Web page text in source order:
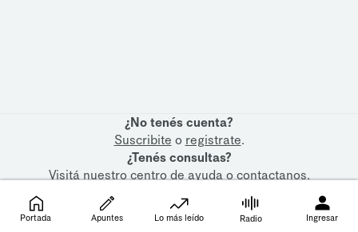
¿No tenés cuenta?
Suscribite o registrate.
¿Tenés consultas?
Visitá nuestrocentro de ayudaocontactanos.
Portada Apuntes Lo más leído Radio Ingresar